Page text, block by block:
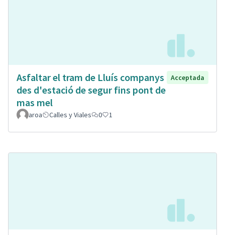
Asfaltar el tram de Lluís companys
des d'estació de segur fins pont de
mas mel
Acceptada
aroa Calles y Viales 0 1